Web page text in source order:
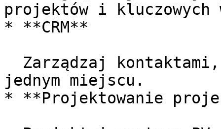
projektów i kluczowych
* **CRM**
jednym miejscu.
* **Projektowanie